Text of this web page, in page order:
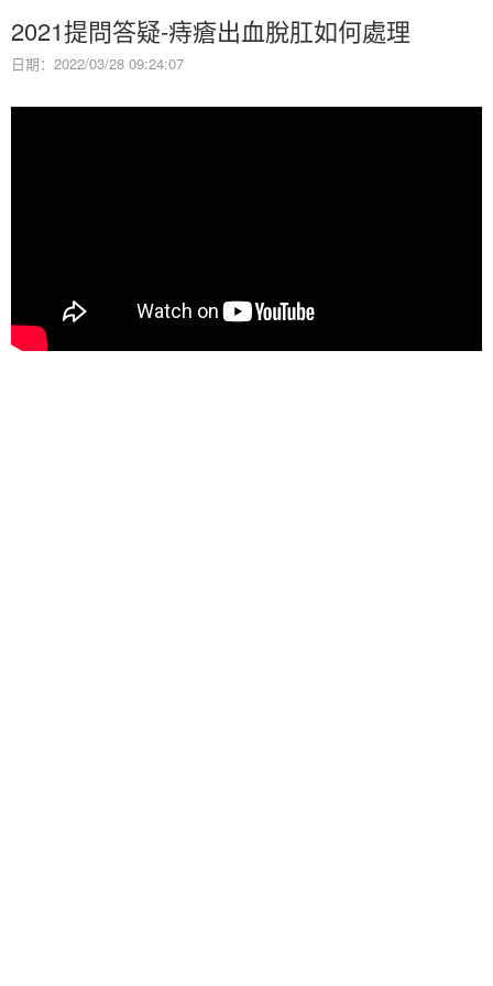
2021提問答疑-痔瘡出血脫肛如何處理
日期：2022/03/28 09:24:07